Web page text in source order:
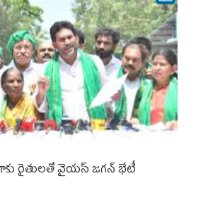
రైతులతో వైయస్ జగన్ భేటీ